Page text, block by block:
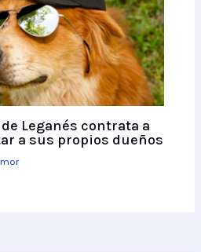
Leganés contrata a
a sus propios dueños